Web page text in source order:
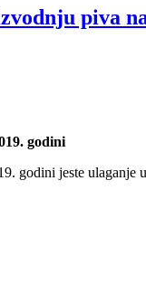
piva
godini
godini jeste ulaganje